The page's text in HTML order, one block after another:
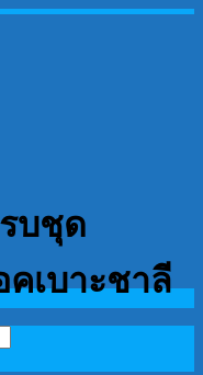
บชุด
เบาะชาลี